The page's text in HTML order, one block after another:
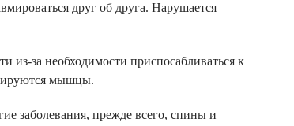
друг об друга. Нарушается
из-за необходимости приспосабливаться к
мышцы.
заболевания, прежде всего, спины и